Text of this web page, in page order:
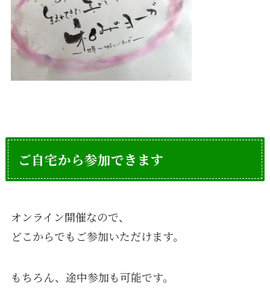
ご自宅から参加できます
オンライン開催なので、
どこからでもご参加いただけます。
もちろん、途中参加も可能です。